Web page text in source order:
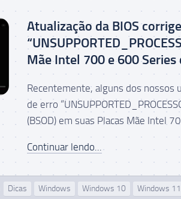
Atualização da BIOS
Mãe Intel 700 e 600 Series
Recentemente, alguns dos nossos
de erro
(BSOD) em suas Placas Mãe Intel
Continuar lendo...
Dicas Windows Windows 10 Windows 11